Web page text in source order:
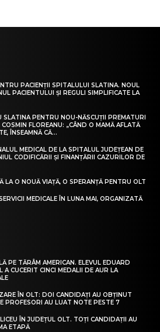
PACIENȚII SPITALULUI SLATINA. NOUL
PACIENTULUI ȘI REGULI SIMPLIFICATE LA
SLATINA PENTRU NOU-NĂSCUȚII PREMATURI
FLOREANU: „CÂND O MAMĂ AFLATĂ
ÎNSEAMNĂ CĂ...
MEDICAL DE LA SPITALUL JUDEȚEAN DE
CODIFICĂRII ȘI FINANȚĂRII CAZURILOR DE
LA O NOUĂ VIAȚĂ, O SPERANȚĂ PENTRU OLT
MEDICALE ÎN LUNA MAI, ORGANIZATĂ
PE TĂRÂM AMERICAN. ELEVUL EDUARD
A CUCERIT CINCI MEDALII DE AUR LA
ÎN OLT: DOI CANDIDAȚI AU OBȚINUT
PROFESORI AU LUAT NOTE PESTE 7
ÎN JUDEȚUL OLT. TOȚI CANDIDAȚII AU
ETAPĂ